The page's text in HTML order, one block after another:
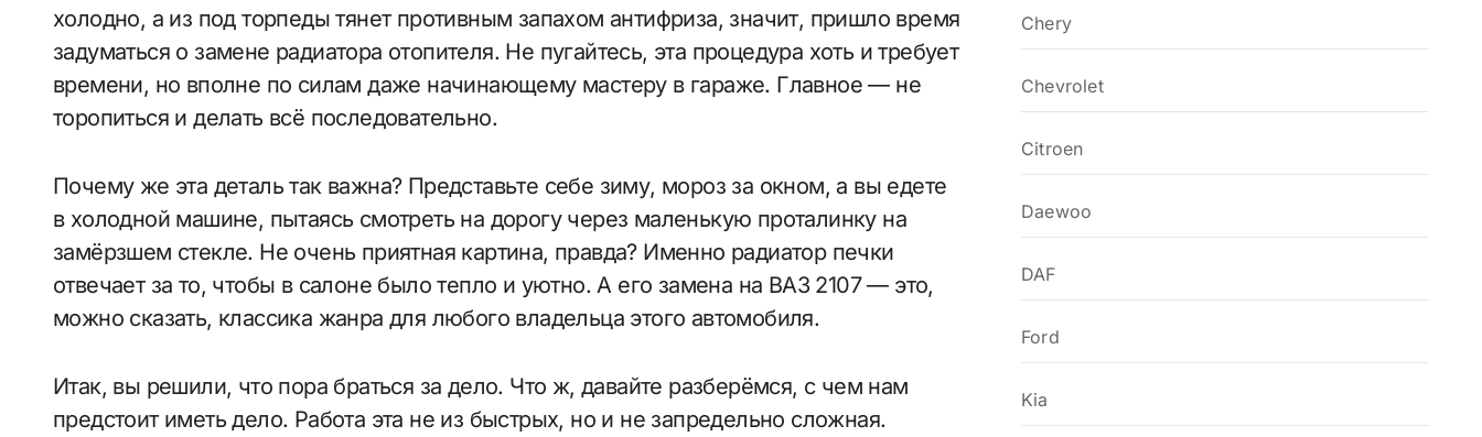
холодно, а из под торпеды тянет противным запахом антифриза, значит, пришло время
задуматься о замене радиатора отопителя. Не пугайтесь, эта процедура хоть и требует
времени, но вполне по силам даже начинающему мастеру в гараже. Главное — не
торопиться и делать всё последовательно.
Почему же эта деталь так важна? Представьте себе зиму, мороз за окном, а вы едете
в холодной машине, пытаясь смотреть на дорогу через маленькую проталинку на
замёрзшем стекле. Не очень приятная картина, правда? Именно радиатор печки
отвечает за то, чтобы в салоне было тепло и уютно. А его замена на ВАЗ 2107 — это,
можно сказать, классика жанра для любого владельца этого автомобиля.
Итак, вы решили, что пора браться за дело. Что ж, давайте разберёмся, с чем нам
предстоит иметь дело. Работа эта не из быстрых, но и не запредельно сложная.
Chery
Chevrolet
Citroen
Daewoo
DAF
Ford
Kia